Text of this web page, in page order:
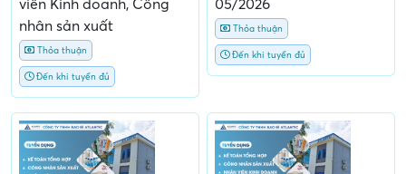
viên Kinh doanh, Công
nhân sản xuất
Thỏa thuận
Đến khi tuyển đủ
05/2026
Thỏa thuận
Đến khi tuyển đủ